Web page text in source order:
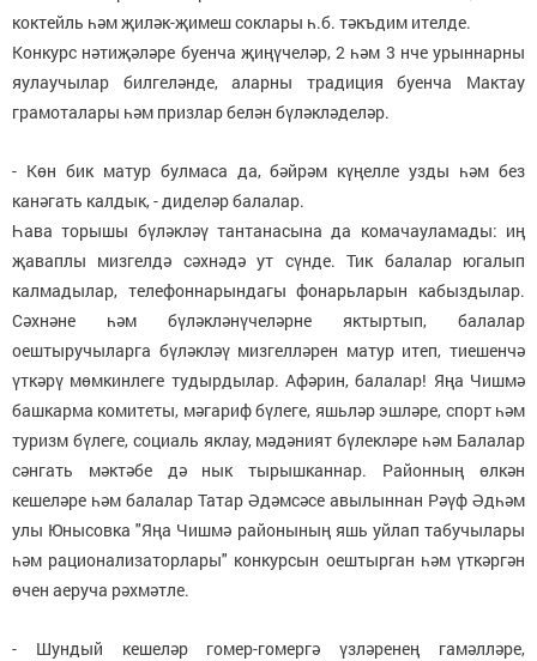
коктейль һәм җиләк-җимеш соклары һ.б. тәкъдим ителде.
Конкурс нәтиҗәләре буенча җиңүчеләр, 2 һәм 3 нче урыннарны
яулаучылар билгеләнде, аларны традиция буенча Мактау
грамоталары һәм призлар белән бүләкләделәр.
- Көн бик матур булмаса да, бәйрәм күңелле узды һәм без
канәгать калдык, - диделәр балалар.
Һава торышы бүләкләү тантанасына да комачауламады: иң
җаваплы мизгелдә сәхнәдә ут сүнде. Тик балалар югалып
калмадылар, телефоннарындагы фонарьларын кабыздылар.
Сәхнәне һәм бүләкләнүчеләрне яктыртып, балалар
оештыручыларга бүләкләү мизгелләрен матур итеп, тиешенчә
үткәрү мөмкинлеге тудырдылар. Афәрин, балалар! Яңа Чишмә
башкарма комитеты, мәгариф бүлеге, яшьләр эшләре, спорт һәм
туризм бүлеге, социаль яклау, мәдәният бүлекләре һәм Балалар
сәнгать мәктәбе дә нык тырышканнар. Районның өлкән
кешеләре һәм балалар Татар Әдәмсәсе авылыннан Рәүф Әдһәм
улы Юнысовка "Яңа Чишмә районының яшь уйлап табучылары
һәм рационализаторлары" конкурсын оештырган һәм үткәргән
өчен аеруча рәхмәтле.
- Шундый кешеләр гомер-гомергә үзләренең гамәлләре,